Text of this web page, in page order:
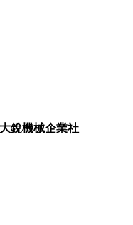
大銳機械企業社